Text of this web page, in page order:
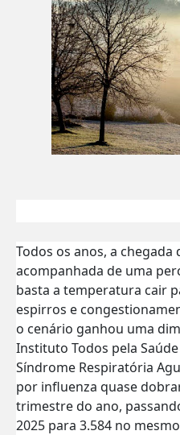
Todos os anos, a chegada
acompanhada de uma
basta a temperatura cair
espirros e
o cenário ganhou uma
Instituto Todos pela
Síndrome Respiratória
por influenza quase
trimestre do ano,
2025 para 3.584 no